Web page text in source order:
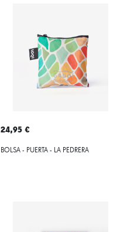
24,95 €
BOLSA - PUERTA - LA PEDRERA